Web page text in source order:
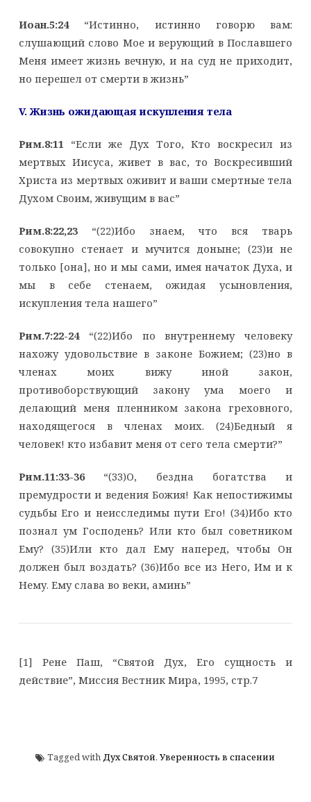
Иоан.5:24“Истинно, истинно говорю вам:
слушающий слово Мое и верующий в Пославшего
Меня имеет жизнь вечную, и на суд не приходит,
но перешел от смерти в жизнь”
V. Жизнь ожидающая искупления тела
Рим.8:11“Если же Дух Того, Кто воскресил из
мертвых Иисуса, живет в вас, то Воскресивший
Христа из мертвых оживит и ваши смертные тела
Духом Своим, живущим в вас”
Рим.8:22,23“(22)Ибо знаем, что вся тварь
совокупно стенает и мучится доныне; (23)и не
только [она], но и мы сами, имея начаток Духа, и
мы в себе стенаем, ожидая усыновления,
искупления тела нашего”
Рим.7:22-24“(22)Ибо по внутреннему человеку
нахожу удовольствие в законе Божием; (23)но в
членах моих вижу иной закон,
противоборствующий закону ума моего и
делающий меня пленником закона греховного,
находящегося в членах моих. (24)Бедный я
человек! кто избавит меня от сего тела смерти?”
Рим.11:33-36“(33)О, бездна богатства и
премудрости и ведения Божия! Как непостижимы
судьбы Его и неисследимы пути Его! (34)Ибо кто
познал ум Господень? Или кто был советником
Ему? (35)Или кто дал Ему наперед, чтобы Он
должен был воздать? (36)Ибо все из Него, Им и к
Нему. Ему слава во веки, аминь”
[1] Рене Паш, “Святой Дух, Его сущность и
действие”, Миссия Вестник Мира, 1995, стр.7
Tagged with Дух Святой, Уверенность в спасении